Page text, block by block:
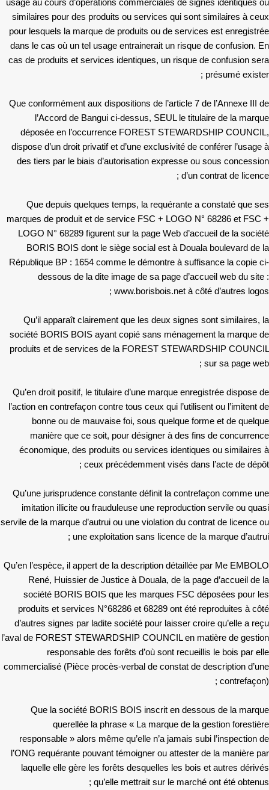
usage au cours d’opérations commerciales de signes identiques ou
similaires pour des produits ou services qui sont similaires à ceux
pour lesquels la marque de produits ou de services est enregistrée
dans le cas où un tel usage entrainerait un risque de confusion. En
cas de produits et services identiques, un risque de confusion sera
présumé exister ;
Que conformément aux dispositions de l’article 7 de l’Annexe III de
l’Accord de Bangui ci-dessus, SEUL le titulaire de la marque
déposée en l’occurrence FOREST STEWARDSHIP COUNCIL,
dispose d’un droit privatif et d’une exclusivité de conférer l’usage à
des tiers par le biais d’autorisation expresse ou sous concession
d’un contrat de licence ;
Que depuis quelques temps, la requérante a constaté que ses
marques de produit et de service FSC + LOGO N° 68286 et FSC +
LOGO N° 68289 figurent sur la page Web d’accueil de la société
BORIS BOIS dont le siège social est à Douala boulevard de la
République BP : 1654 comme le démontre à suffisance la copie ci-
dessous de la dite image de sa page d’accueil web du site :
www.borisbois.net à côté d’autres logos ;
Qu’il apparaît clairement que les deux signes sont similaires, la
société BORIS BOIS ayant copié sans ménagement la marque de
produits et de services de la FOREST STEWARDSHIP COUNCIL
sur sa page web ;
Qu’en droit positif, le titulaire d’une marque enregistrée dispose de
l’action en contrefaçon contre tous ceux qui l’utilisent ou l’imitent de
bonne ou de mauvaise foi, sous quelque forme et de quelque
manière que ce soit, pour désigner à des fins de concurrence
économique, des produits ou services identiques ou similaires à
ceux précédemment visés dans l’acte de dépôt ;
Qu’une jurisprudence constante définit la contrefaçon comme une
imitation illicite ou frauduleuse une reproduction servile ou quasi
servile de la marque d’autrui ou une violation du contrat de licence ou
une exploitation sans licence de la marque d’autrui ;
Qu’en l’espèce, il appert de la description détaillée par Me EMBOLO
René, Huissier de Justice à Douala, de la page d’accueil de la
société BORIS BOIS que les marques FSC déposées pour les
produits et services N°68286 et 68289 ont été reproduites à côté
d’autres signes par ladite société pour laisser croire qu’elle a reçu
l’aval de FOREST STEWARDSHIP COUNCIL en matière de gestion
responsable des forêts d’où sont recueillis le bois par elle
commercialisé (Pièce procès-verbal de constat de description d’une
contrefaçon) ;
Que la société BORIS BOIS inscrit en dessous de la marque
querellée la phrase « La marque de la gestion forestière
responsable » alors même qu’elle n’a jamais subi l’inspection de
l’ONG requérante pouvant témoigner ou attester de la manière par
laquelle elle gère les forêts desquelles les bois et autres dérivés
qu’elle mettrait sur le marché ont été obtenus ;